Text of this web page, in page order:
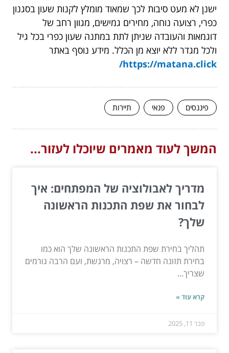
ישנן לא מעט סיבות לכך שמאוד מומלץ לקנות שעון בסגנון
כפרי, רצועה נוחה, מחירים גמישים, מגוון רחב של
דוגמאות והעובדה שניתן לתת במתנה שעון כפרי בכל גיל
ולכל מגדר ללא יוצא מן הכלל. מידע נוסף באתר
https://matana.click/
פיננסים פנאי תיירות
המשך לעוד מאמרים שיוכלו לעזור...
מדריך לאבולוציה של המפתחים: איך
לבחור את שפת התכנות הראשונה
שלך?
תהליך בחירת שפת התכנות הראשונה שלך הוא כמו
בחירת תזונה חדשה – רצויה, מרגשת, ועם הרבה גורמים
שצריך...
קרא עוד »
פבר 11, 2025